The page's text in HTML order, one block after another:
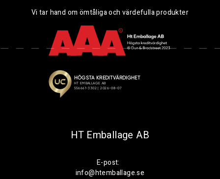
Vi tar hand om ömtåliga och värdefulla produkter
HT Emballage AB
E-post:
info@htemballage.se